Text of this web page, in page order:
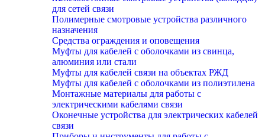
для сетей связи
Полимерные смотровые устройства различного
назначения
Средства ограждения и оповещения
Муфты для кабелей с оболочками из свинца,
алюминия или стали
Муфты для кабелей связи на объектах РЖД
Муфты для кабелей с оболочками из полиэтилена
Монтажные материалы для работы с
электрическими кабелями связи
Оконечные устройства для электрических кабелей
связи